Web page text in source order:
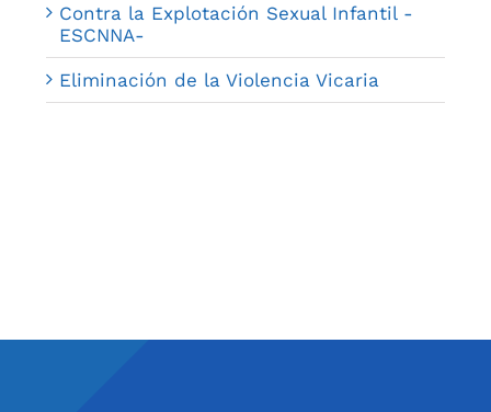
Contra la Explotación Sexual Infantil -
ESCNNA-
Eliminación de la Violencia Vicaria